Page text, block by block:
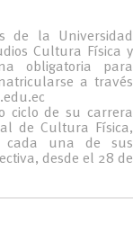
de la Universidad
Cultura Física y
obligatoria para
a través
ciclo de su carrera
de Cultura Física,
cada una de sus
desde el 28 de